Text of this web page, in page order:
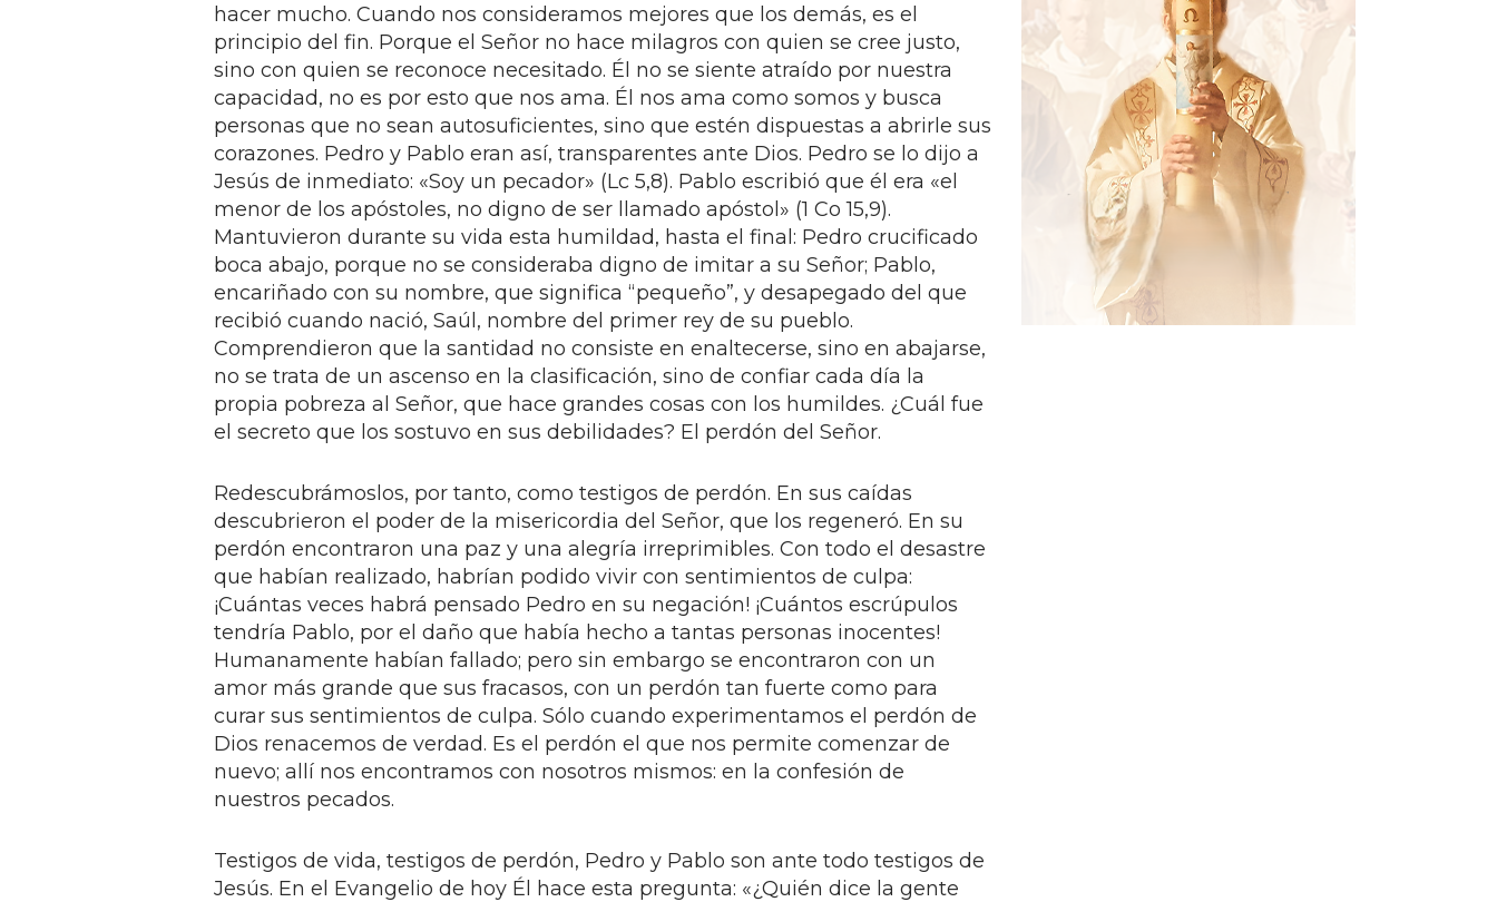
hacer mucho. Cuando nos consideramos mejores que los demás, es el
principio del fin. Porque el Señor no hace milagros con quien se cree justo,
sino con quien se reconoce necesitado. Él no se siente atraído por nuestra
capacidad, no es por esto que nos ama. Él nos ama como somos y busca
personas que no sean autosuficientes, sino que estén dispuestas a abrirle sus
corazones. Pedro y Pablo eran así, transparentes ante Dios. Pedro se lo dijo a
Jesús de inmediato: «Soy un pecador» (Lc 5,8). Pablo escribió que él era «el
menor de los apóstoles, no digno de ser llamado apóstol» (1 Co 15,9).
Mantuvieron durante su vida esta humildad, hasta el final: Pedro crucificado
boca abajo, porque no se consideraba digno de imitar a su Señor; Pablo,
encariñado con su nombre, que significa “pequeño”, y desapegado del que
recibió cuando nació, Saúl, nombre del primer rey de su pueblo.
Comprendieron que la santidad no consiste en enaltecerse, sino en abajarse,
no se trata de un ascenso en la clasificación, sino de confiar cada día la
propia pobreza al Señor, que hace grandes cosas con los humildes. ¿Cuál fue
el secreto que los sostuvo en sus debilidades? El perdón del Señor.
Redescubrámoslos, por tanto, como testigos de perdón. En sus caídas
descubrieron el poder de la misericordia del Señor, que los regeneró. En su
perdón encontraron una paz y una alegría irreprimibles. Con todo el desastre
que habían realizado, habrían podido vivir con sentimientos de culpa:
¡Cuántas veces habrá pensado Pedro en su negación! ¡Cuántos escrúpulos
tendría Pablo, por el daño que había hecho a tantas personas inocentes!
Humanamente habían fallado; pero sin embargo se encontraron con un
amor más grande que sus fracasos, con un perdón tan fuerte como para
curar sus sentimientos de culpa. Sólo cuando experimentamos el perdón de
Dios renacemos de verdad. Es el perdón el que nos permite comenzar de
nuevo; allí nos encontramos con nosotros mismos: en la confesión de
nuestros pecados.
Testigos de vida, testigos de perdón, Pedro y Pablo son ante todo testigos de
Jesús. En el Evangelio de hoy Él hace esta pregunta: «¿Quién dice la gente